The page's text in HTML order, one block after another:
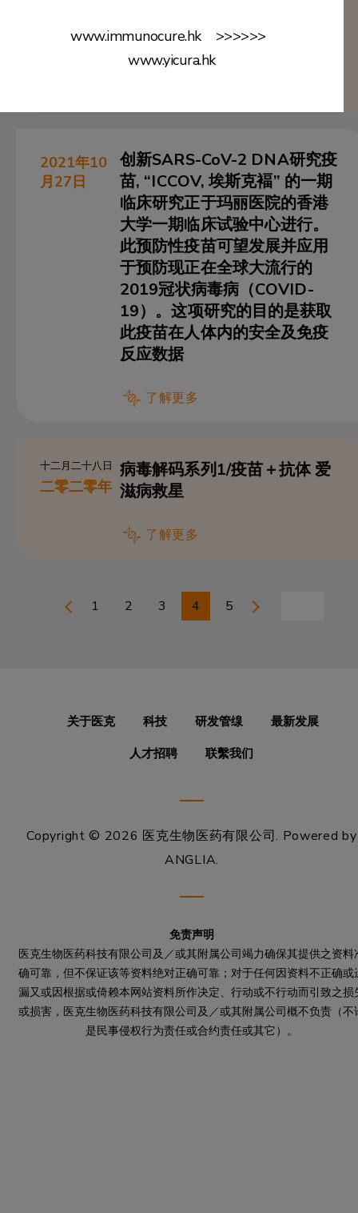
常驻杀伤性T 细胞，有效阻止新冠病
毒感染鼻腔
2021年10
月27日
创新SARS-CoV-2 DNA研究疫
苗, “ICCOV, 埃斯克褔” 的一期
临床研究正于玛丽医院的香港
大学一期临床试验中心进行。
此预防性疫苗可望发展并应用
于预防现正在全球大流行的
2019冠状病毒病（COVID-
19）。这项研究的目的是获取
此疫苗在人体内的安全及免疫
反应数据
了解更多
十二月二十八日
二零二零年
病毒解码系列1/疫苗＋抗体 爱
滋病救星
了解更多
1 2 3 4 5
关于医克 科技 研发管缐
最新发展
人才招聘
联繫我们
Copyright © 2026 医克生物医药有限公司. Powered by
ANGLIA.
免责声明
医克生物医药科技有限公司及／或其附属公司竭力确保其提供之资料
确可靠，但不保证该等资料绝对正确可靠；对于任何因资料不正确或
漏又或因根据或倚赖本网站资料所作决定、行动或不行动而引致之损
或损害，医克生物医药科技有限公司及／或其附属公司概不负责（不
是民事侵权行为责任或合约责任或其它）。
www.immunocure.hk >>>>>>
www.yicura.hk